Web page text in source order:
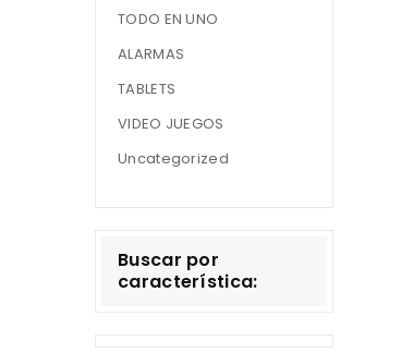
TODO EN UNO
ALARMAS
TABLETS
VIDEO JUEGOS
Uncategorized
Buscar por
característica: